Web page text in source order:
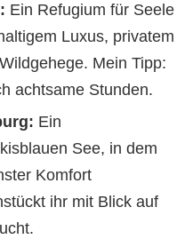
Ein Refugium für Seele
Luxus, privatem
Mein Tipp:
achtsame Stunden.
Ein
See, in dem
Komfort
ihr mit Blick auf